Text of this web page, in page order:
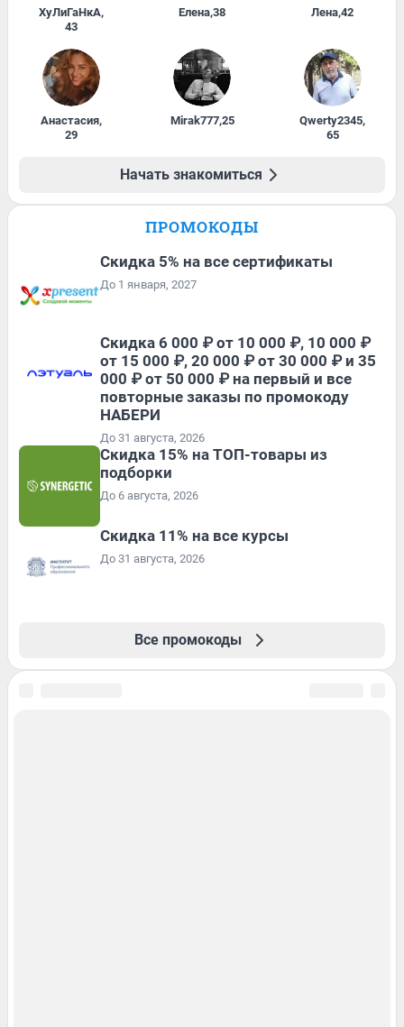
ХуЛиГаНкА,
43
Елена,38 Лена,42
Анастасия,
29
Mirak777,25 Qwerty2345,
65
Начать знакомиться
ПРОМОКОДЫ
Скидка 5% на все сертификаты
До 1 января, 2027
Скидка 6 000 ₽ от 10 000 ₽, 10 000 ₽
от 15 000 ₽, 20 000 ₽ от 30 000 ₽ и 35
000 ₽ от 50 000 ₽ на первый и все
повторные заказы по промокоду
НАБЕРИ
До 31 августа, 2026
Скидка 15% на ТОП-товары из
подборки
До 6 августа, 2026
Скидка 11% на все курсы
До 31 августа, 2026
Все промокоды